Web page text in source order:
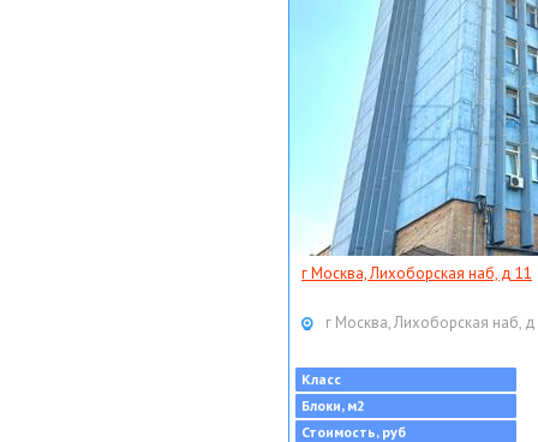
г Москва, Лихоборская наб, д 11
г Москва, Лихоборская наб,
Класс
Блоки, м2
Стоимость, руб